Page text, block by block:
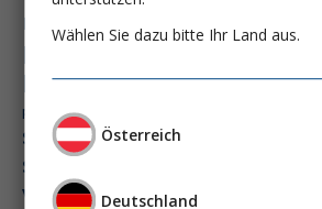
niereninsuffizienz
nutrition
peg-
perioperative
pisces-studie
schluckstörung
septischer schock
vasopressortherapie
Wählen Sie dazu bitte Ihr Land aus.
Österreich
Deutschland